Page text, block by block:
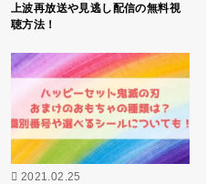
上波再放送や見逃し配信の無料視
聴方法！
2021.02.25